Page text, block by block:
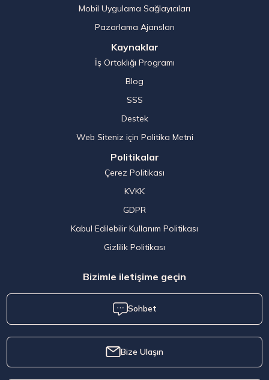
Mobil Uygulama Sağlayıcıları
Pazarlama Ajansları
Kaynaklar
İş Ortaklığı Programı
Blog
SSS
Destek
Web Siteniz için Politika Metni
Politikalar
Çerez Politikası
KVKK
GDPR
Kabul Edilebilir Kullanım Politikası
Gizlilik Politikası
Bizimle iletişime geçin
Sohbet
Bize Ulaşın